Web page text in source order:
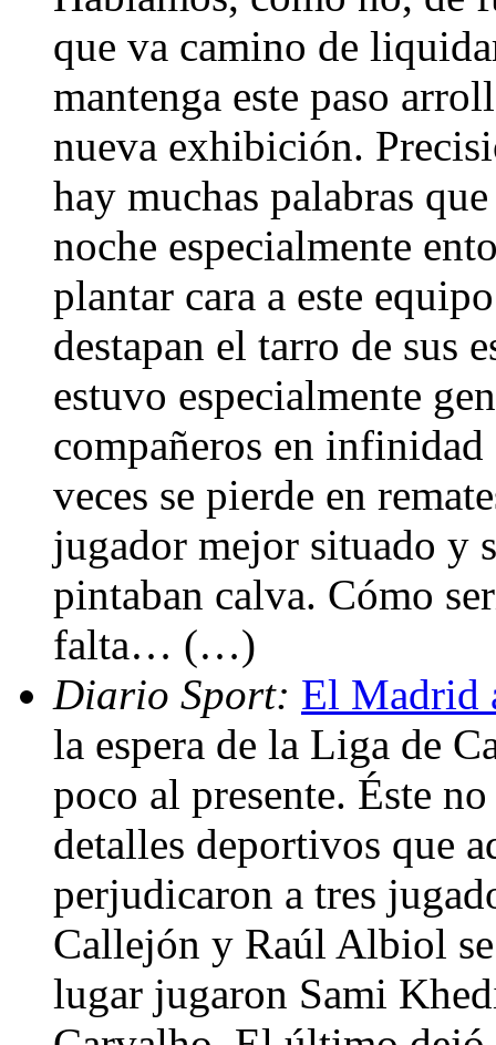
que va camino de
mantenga este paso
nueva exhibición.
hay muchas palabras
noche especialmente
plantar cara a este
destapan el tarro de sus
estuvo especialmente
compañeros en
veces se pierde en
jugador mejor situado y
pintaban calva. Cómo
falta… (…)
Diario Sport: El Madrid
la espera de la Liga de
poco al presente. Éste
detalles deportivos que
perjudicaron a tres
Callejón y Raúl Albiol
lugar jugaron Sami